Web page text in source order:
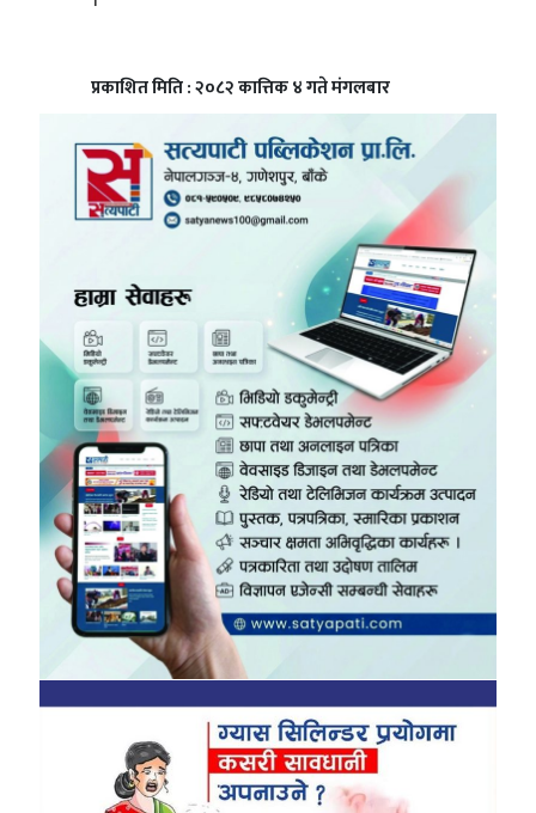
प्रकाशित मिति : २०८२ कात्तिक ४ गते मंगलबार